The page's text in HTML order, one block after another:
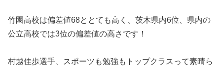
竹園高校は偏差値68ととても高く、茨木県内6位、県内の
公立高校では3位の偏差値の高さです！
村越佳歩選手、スポーツも勉強もトップクラスって素晴ら